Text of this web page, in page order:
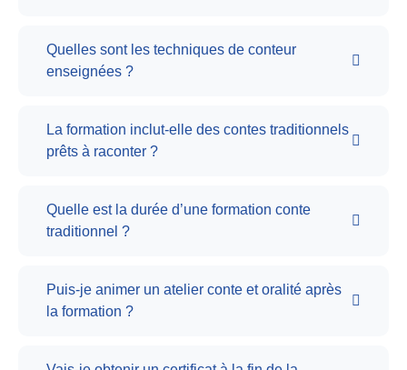
Quelles sont les techniques de conteur
enseignées ?
La formation inclut-elle des contes traditionnels
prêts à raconter ?
Quelle est la durée d’une formation conte
traditionnel ?
Puis-je animer un atelier conte et oralité après
la formation ?